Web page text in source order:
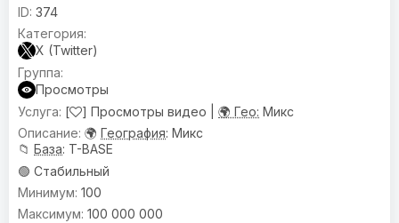
374
X (Twitter)
Просмотры
[
] Просмотры видео | 🌍 Гео: Микс
🌍 География: Микс
📁 База: T-BASE
🟢 Стабильный
100
100 000 000